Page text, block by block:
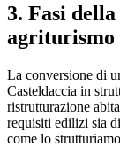
3. Fasi
agriturismo
La conversione di
Casteldaccia in
ristrutturazione
requisiti edilizi sia
come lo